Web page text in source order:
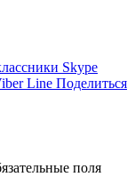
Skype
Line Поделиться
поля